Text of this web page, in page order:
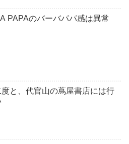
PAPAのバーバパパ感は異常
度と、代官山の蔦屋書店には行